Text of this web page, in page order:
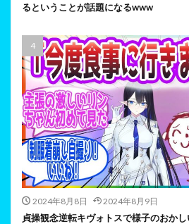
るということが話題になるwww
2024年8月8日 2024年8月9日
貞操観念逆転キヴォトスで様子のおか